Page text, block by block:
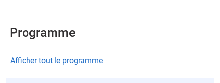
Programme
Afficher tout le programme